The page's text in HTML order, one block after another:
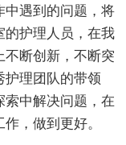
中遇到的问题，将
的护理人员，在我
不断创新，不断突
护理团队的带领
索中解决问题，在
，做到更好。